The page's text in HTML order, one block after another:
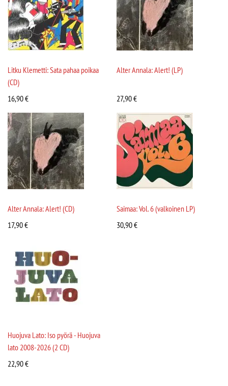
Litku Klemetti: Sata pahaa poikaa
(CD)
16,90€
Alter Annala: Alert! (LP)
27,90€
Alter Annala: Alert! (CD)
17,90€
Saimaa: Vol. 6 (valkoinen LP)
30,90€
Huojuva Lato: Iso pyörä - Huojuva
lato 2008-2026 (2 CD)
22,90€